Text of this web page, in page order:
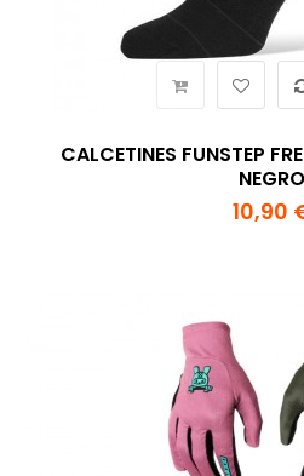
CALCETINES FUNSTEP
NEGRO
10,90